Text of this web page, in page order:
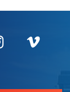
fenêtre
nouvelle
une
Instagram
, Ouvre
,
RSS